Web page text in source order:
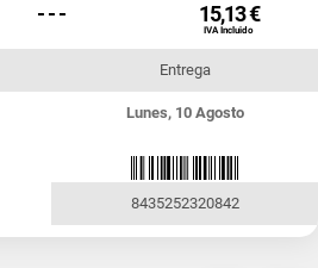
- - - 15,13 €
IVA Incluido
Entrega
Lunes, 10 Agosto
8435252320842